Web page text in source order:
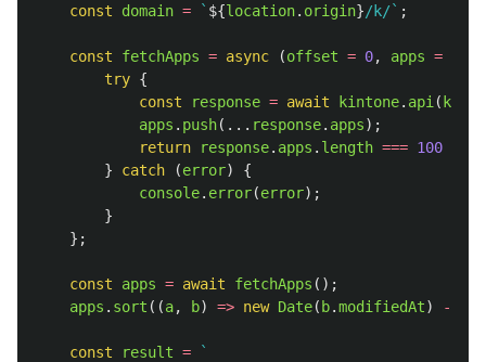
const
domain = ` ${location. origin}/k/` ;
const fetchApps = async (offset = 0, apps =
try {
const
response = await kintone. api (
apps . push(... response. apps);
return
response. apps . length === 100
}
catch (error)
{
console. error(error);
}
};
const apps = await fetchApps ();
apps . sort ((a, b) => new Date( b.modifiedAt) -
const result =
`